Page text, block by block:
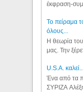
έκφραση-
Το πείραμα
όλους...
Η θεωρία του
μας. Την
U.S.A.
Ένα από τα
ΣΥΡΙΖΑ